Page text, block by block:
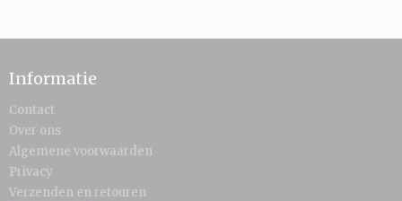
Informatie
Contact
Over ons
Algemene voorwaarden
Privacy
Verzenden en retouren